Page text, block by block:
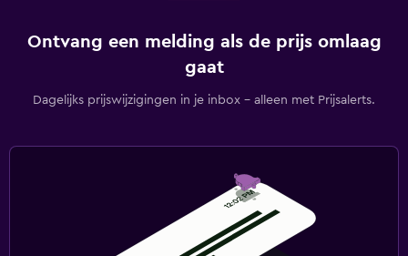
Ontvang een melding als de prijs omlaag
gaat
Dagelijks prijswijzigingen in je inbox - alleen met Prijsalerts.